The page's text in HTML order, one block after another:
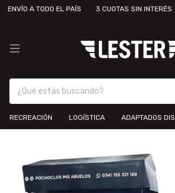
A TODO EL PAÍS 3 CUOTAS SIN INTERÉS
RECREACIÓN LOGÍSTICA ADAPTADOS